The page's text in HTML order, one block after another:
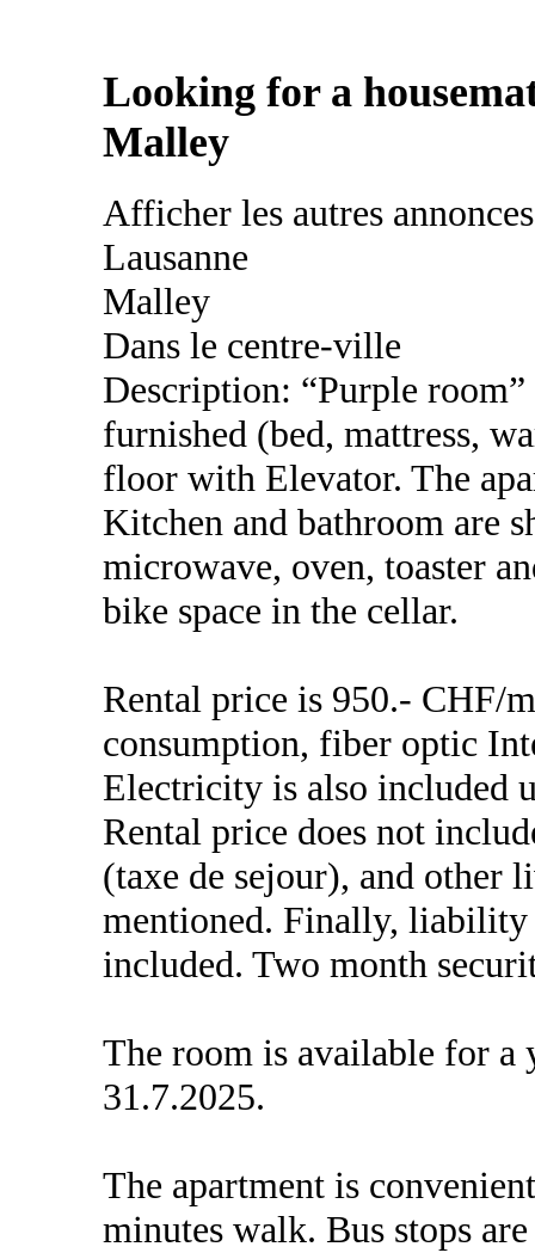
Looking for a
Malley
Afficher les autres
Lausanne
Malley
Dans le centre-ville
Description: “Purple
furnished (bed, mattress,
floor with Elevator. The
Kitchen and bathroom are
microwave, oven, toaster
bike space in the cellar.
Rental price is 950.- CHF/
consumption, fiber optic
Electricity is also included
Rental price does not
(taxe de sejour), and other
mentioned. Finally, liability
included. Two month
The room is available for a
31.7.2025.
The apartment is
minutes walk. Bus stops